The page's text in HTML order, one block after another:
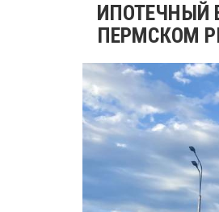
ИПОТЕЧНЫЙ
ПЕРМСКОМ